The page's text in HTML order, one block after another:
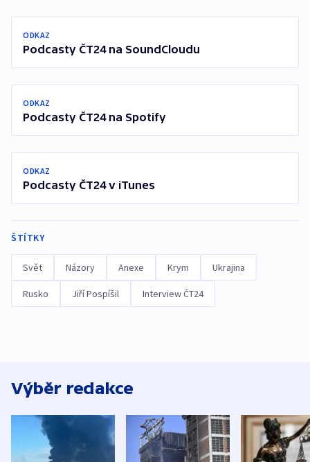
ODKAZ
Podcasty ČT24 na SoundCloudu
ODKAZ
Podcasty ČT24 na Spotify
ODKAZ
Podcasty ČT24 v iTunes
ŠTÍTKY
Svět Názory Anexe Krym Ukrajina
Rusko Jiří Pospíšil Interview ČT24
Výběr redakce